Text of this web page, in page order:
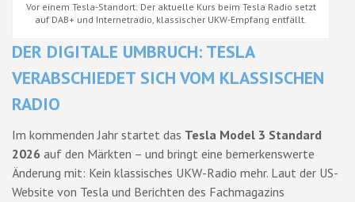
Vor einem Tesla-Standort: Der aktuelle Kurs beim Tesla Radio setzt
auf DAB+ und Internetradio, klassischer UKW-Empfang entfällt.
DER DIGITALE UMBRUCH: TESLA
VERABSCHIEDET SICH VOM KLASSISCHEN
RADIO
Im kommenden Jahr startet das Tesla Model 3 Standard
2026 auf den Märkten – und bringt eine bemerkenswerte
Änderung mit: Kein klassisches UKW-Radio mehr. Laut der US-
Website von Tesla und Berichten des Fachmagazins